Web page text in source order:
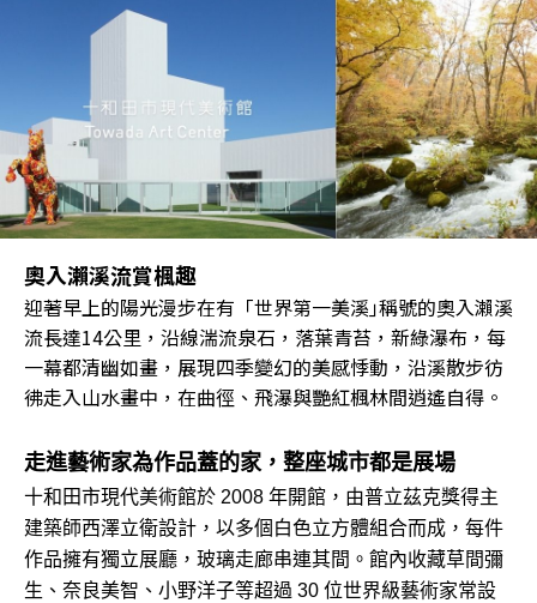
奧入瀨溪流賞楓趣
迎著早上的陽光漫步在有「世界第一美溪｣稱號的奧入瀨溪
流長達14公里，沿線湍流泉石，落葉青苔，新綠瀑布，每
一幕都清幽如畫，展現四季變幻的美感悸動，沿溪散步彷
彿走入山水畫中，在曲徑、飛瀑與艷紅楓林間逍遙自得。
走進藝術家為作品蓋的家，整座城市都是展場
十和田市現代美術館於 2008 年開館，由普立茲克獎得主
建築師西澤立衛設計，以多個白色立方體組合而成，每件
作品擁有獨立展廳，玻璃走廊串連其間。館內收藏草間彌
生、奈良美智、小野洋子等超過 30 位世界級藝術家常設